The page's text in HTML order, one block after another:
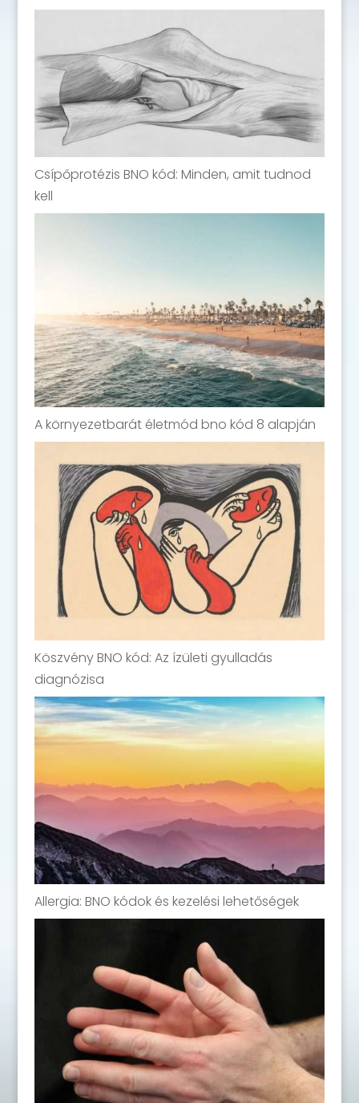
Csípőprotézis BNO kód: Minden, amit tudnod
kell
A környezetbarát életmód bno kód 8 alapján
Köszvény BNO kód: Az ízületi gyulladás
diagnózisa
Allergia: BNO kódok és kezelési lehetőségek